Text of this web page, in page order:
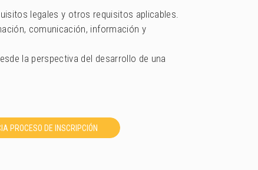
legales y otros requisitos aplicables.
comunicación, información y
la perspectiva del desarrollo de una
PROCESO DE INSCRIPCIÓN